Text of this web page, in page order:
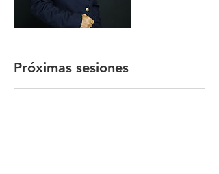
Próximas sesiones